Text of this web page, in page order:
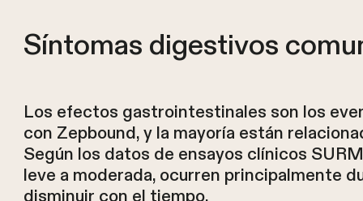
Síntomas digestivos
Los efectos gastrointestinales son los
con Zepbound, y la mayoría están
Según los datos de ensayos clínicos
leve a moderada, ocurren principalmente